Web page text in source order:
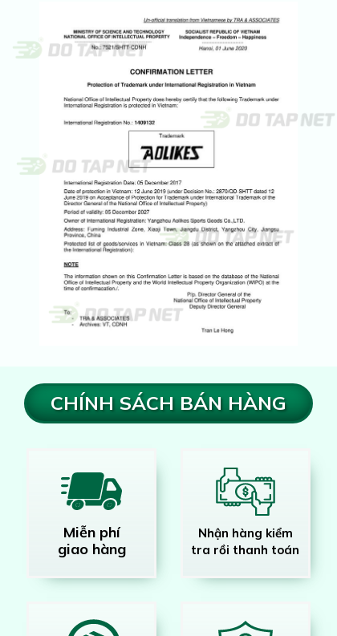
CHÍNH SÁCH BÁN HÀNG
Miễn phí
giao hàng
Nhận hàng kiểm
tra rồi thanh toán